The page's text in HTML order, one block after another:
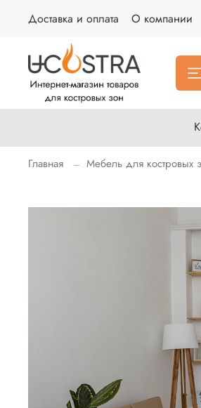
Доставка и оплата О компании
Главная Мебель для костровых